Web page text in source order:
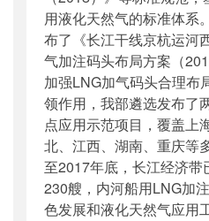
用液化天然气的标准体系
布了《长江干线京杭运河
气加注码头布局方案（
加强LNG加气码头合理布
领作用，我部遴选发布了
点应用示范项目，覆盖上
北、江西、湖南、重庆等
至2017年底，长江经济带
230艘，内河船用LNG加
色发展和液化天然气应用